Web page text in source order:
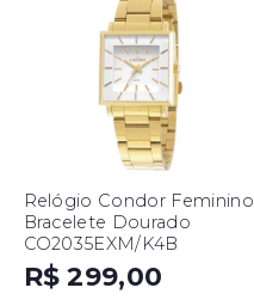
Relógio Condor Feminino
Bracelete Dourado
CO2035EXM/K4B
R$ 299,00